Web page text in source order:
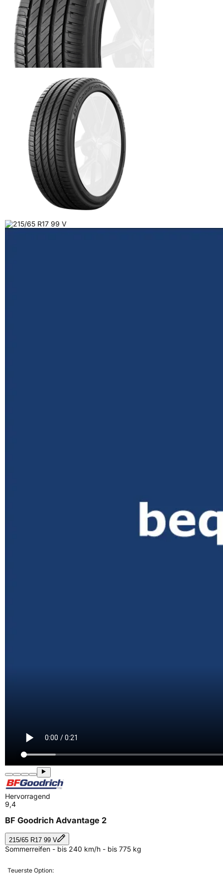
Hervorragend
9,4
BF Goodrich Advantage 2
215/65 R17 99 V
Sommerreifen - bis 240 km/h - bis 775 kg
Teuerste Option: